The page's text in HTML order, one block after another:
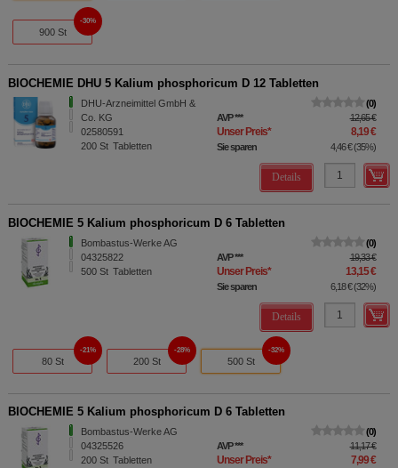
900 St
30%
BIOCHEMIE DHU 5 Kalium phosphoricum D 12 Tabletten
DHU-Arzneimittel GmbH &
Co. KG
02580591
200 St Tabletten
0
AVP*** 12,65 €
Unser Preis* 8,19 €
Sie sparen 4,46 €(35%)
Details
BIOCHEMIE 5 Kalium phosphoricum D 6 Tabletten
Bombastus-Werke AG
04325822
500 St Tabletten
0
AVP*** 19,33 €
Unser Preis* 13,15 €
Sie sparen 6,18 €(32%)
Details
80 St
21%
200 St
28%
500 St
32%
BIOCHEMIE 5 Kalium phosphoricum D 6 Tabletten
Bombastus-Werke AG
04325526
200 St Tabletten
0
AVP*** 11,17 €
Unser Preis* 7,99 €